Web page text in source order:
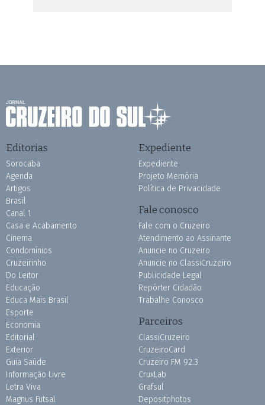
Editorias
Sorocaba
Agenda
Artigos
Brasil
Canal 1
Casa e Acabamento
Cinema
Condomínios
Cruzeirinho
Do Leitor
Educação
Educa Mais Brasil
Esporte
Economia
Editorial
Exterior
Guia Saúde
Informação Livre
Letra Viva
Magnus Futsal
Expediente
Expediente
Projeto Memória
Política de Privacidade
Fale conosco
Fale com o Cruzeiro
Atendimento ao Assinante
Anuncie no Cruzeiro
Anuncie no ClassiCruzeiro
Publicidade Legal
Repórter Cidadão
Trabalhe Conosco
Parceiros
ClassiCruzeiro
CruzeiroCard
Cruzeiro FM 92.3
CruxLab
Grafsul
Depositphotos